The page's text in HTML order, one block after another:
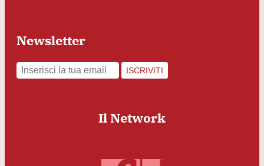
Newsletter
ISCRIVITI
Il Network